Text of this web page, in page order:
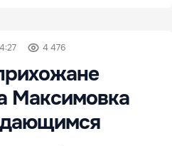
4 476
Максимовка